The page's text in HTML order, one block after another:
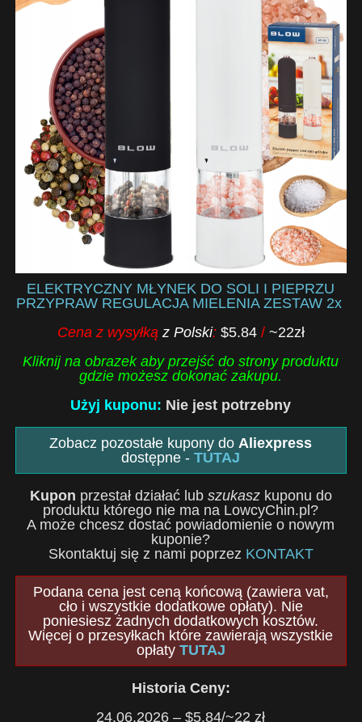
ELEKTRYCZNY MŁYNEK DO SOLI I PIEPRZU
PRZYPRAW REGULACJA MIELENIA ZESTAW 2x
Cena z wysyłkąz Polski: $5.84 / ~22zł
Kliknij na obrazek aby przejść do strony produktu
gdzie możesz dokonać zakupu.
Użyj kuponu: Nie jest potrzebny
Zobacz pozostałe kupony doAliexpress
dostępne -TUTAJ
Kupon przestał działać lub szukaszkuponu do
produktu którego nie ma na LowcyChin.pl?
A może chcesz dostać powiadomienie o nowym
kuponie?
Skontaktuj się z nami poprzez KONTAKT
Podana cena jest ceną końcową (zawiera vat,
cło i wszystkie dodatkowe opłaty). Nie
poniesiesz żadnych dodatkowych kosztów.
Więcej o przesyłkach które zawierają wszystkie
opłaty TUTAJ
Historia Ceny:
24.06.2026 – $5.84/~22 zł